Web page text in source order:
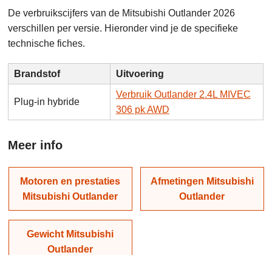
De verbruikscijfers van de Mitsubishi Outlander 2026
verschillen per versie. Hieronder vind je de specifieke
technische fiches.
Brandstof Uitvoering
Plug-in hybride
Verbruik Outlander 2.4L MIVEC
306 pk AWD
Meer info
Motoren en prestaties
Mitsubishi Outlander
Afmetingen Mitsubishi
Outlander
Gewicht Mitsubishi
Outlander